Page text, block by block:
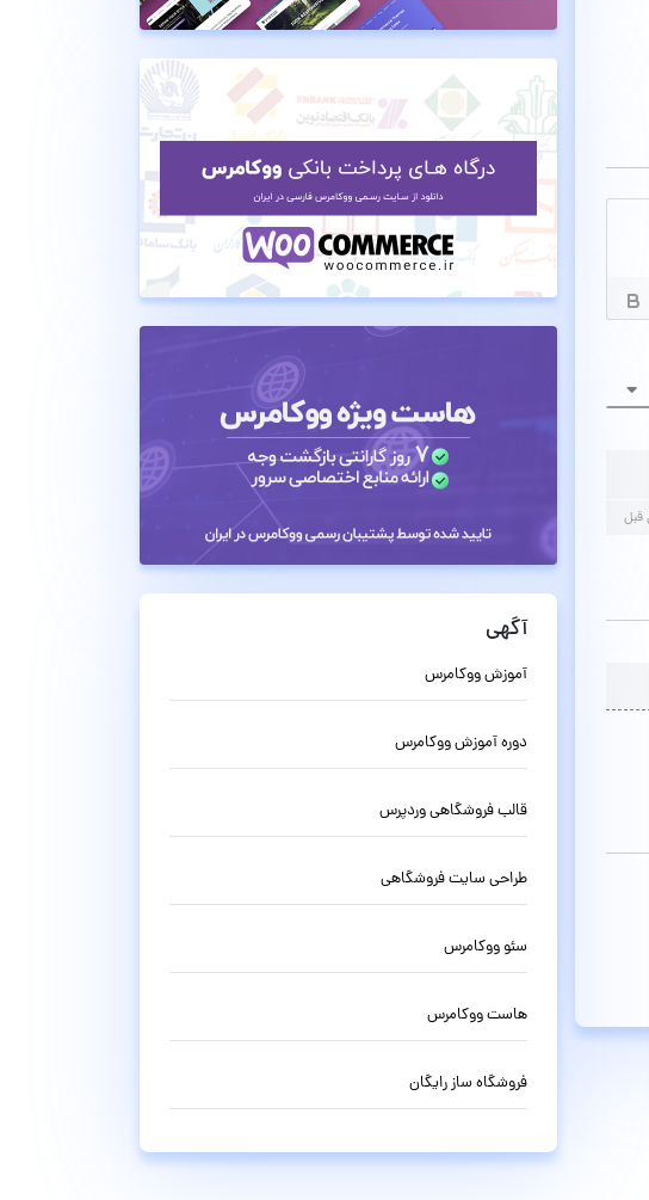
آگهی
آموزش ووکامرس
دوره آموزش ووکامرس
قالب فروشگاهی وردپرس
طراحی سایت فروشگاهی
سئو ووکامرس
هاست ووکامرس
فروشگاه ساز رایگان